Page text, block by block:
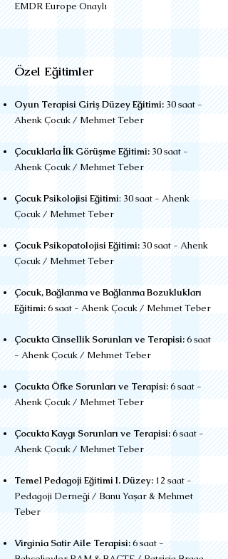
EMDR Europe Onaylı
Özel Eğitimler
Oyun Terapisi Giriş Düzey Eğitimi: 30 saat -
Ahenk Çocuk / Mehmet Teber
Çocuklarla İlk Görüşme Eğitimi: 30 saat -
Ahenk Çocuk / Mehmet Teber
Çocuk Psikolojisi Eğitimi: 30 saat - Ahenk
Çocuk / Mehmet Teber
Çocuk Psikopatolojisi Eğitimi: 30 saat - Ahenk
Çocuk / Mehmet Teber
Çocuk, Bağlanma ve Bağlanma Bozuklukları
Eğitimi:6 saat - Ahenk Çocuk / Mehmet Teber
Çocukta Cinsellik Sorunları ve Terapisi:6 saat
- Ahenk Çocuk / Mehmet Teber
Çocukta Öfke Sorunları ve Terapisi:6 saat -
Ahenk Çocuk / Mehmet Teber
Çocukta Kaygı Sorunları ve Terapisi:6 saat -
Ahenk Çocuk / Mehmet Teber
Temel Pedagoji Eğitimi I. Düzey: 12 saat -
Pedagoji Derneği / Banu Yaşar & Mehmet
Teber
Virginia Satir Aile Terapisi:6 saat -